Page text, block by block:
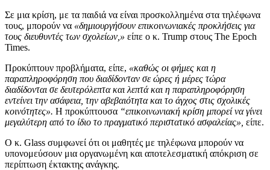
Σε μια κρίση, με τα παιδιά να είναι προσκολλημένα στα τηλέφωνα
τους, μπορούν να «δημιουργήσουν επικοινωνιακές προκλήσεις για
τους διευθυντές των σχολείων,» είπε ο κ. Trump στους The Epoch
Times.
Προκύπτουν προβλήματα, είπε, «καθώς οι φήμες και η
παραπληροφόρηση που διαδίδονταν σε ώρες ή μέρες τώρα
διαδίδονται σε δευτερόλεπτα και λεπτά και η παραπληροφόρηση
εντείνει την ασάφεια, την αβεβαιότητα και το άγχος στις σχολικές
κοινότητες». Η προκύπτουσα “επικοινωνιακή κρίση μπορεί να γίνει
μεγαλύτερη από το ίδιο το πραγματικό περιστατικό ασφαλείας», είπε.
Ο κ. Glass συμφωνεί ότι οι μαθητές με τηλέφωνα μπορούν να
υπονομεύσουν μια οργανωμένη και αποτελεσματική απόκριση σε
περίπτωση έκτακτης ανάγκης.